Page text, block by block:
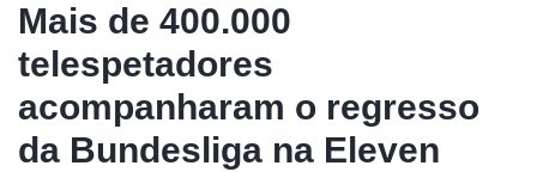
Mais de 400.000
telespetadores
acompanharam o regresso
da Bundesliga na Eleven